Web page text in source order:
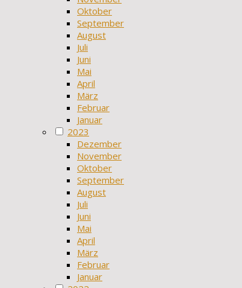
Oktober
September
August
Juli
Juni
Mai
April
März
Februar
Januar
2023
Dezember
November
Oktober
September
August
Juli
Juni
Mai
April
März
Februar
Januar